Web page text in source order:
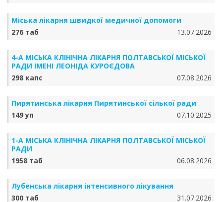
Міська лікарня швидкої медичної допомоги
276 таб
13.07.2026
4-А МІСЬКА КЛІНІЧНА ЛІКАРНЯ ПОЛТАВСЬКОЇ МІСЬКОЇ
РАДИ ІМЕНІ ЛЕОНІДА КУРОЄДОВА
298 капс
07.08.2026
Пирятинська лікарня Пирятинської сілької ради
149 уп
07.10.2025
1-А МІСЬКА КЛІНІЧНА ЛІКАРНЯ ПОЛТАВСЬКОЇ МІСЬКОЇ
РАДИ
1958 таб
06.08.2026
Лубенська лікарня інтенсивного лікування
300 таб
31.07.2026